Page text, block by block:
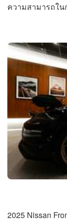
ความสามารถใน
2025 Nissan